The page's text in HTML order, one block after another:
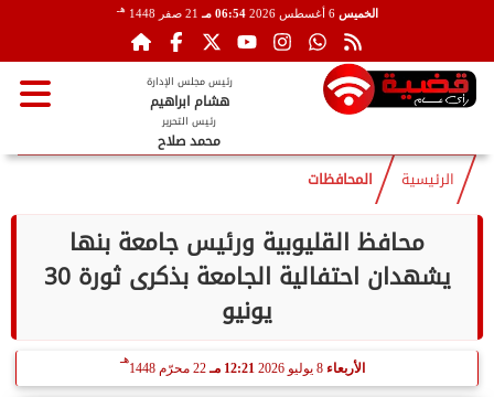
الخميس 6 أغسطس 2026 06:54 مـ 21 صفر 1448 هـ
رئيس مجلس الإدارة
هشام ابراهيم
رئيس التحرير
محمد صلاح
الرئيسية المحافظات
محافظ القليوبية ورئيس جامعة بنها
يشهدان احتفالية الجامعة بذكرى ثورة 30
يونيو
الأربعاء 12:21 مـ 22 محرّم 1448
هـ